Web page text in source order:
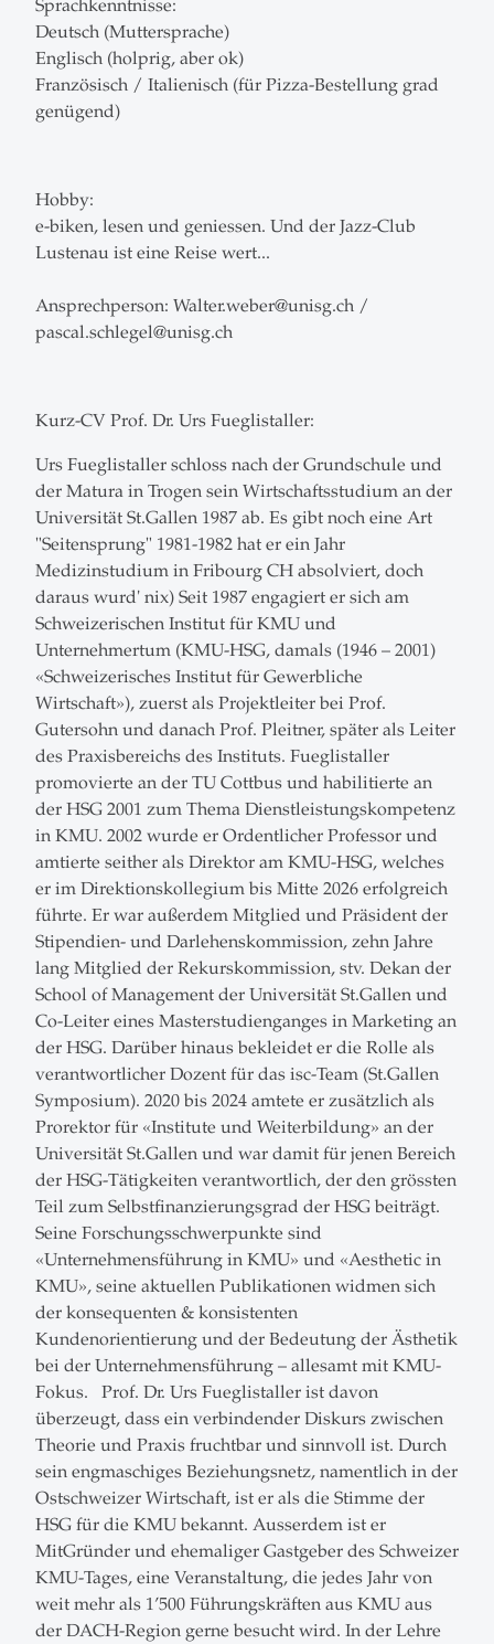
Sprachkenntnisse:
Deutsch (Muttersprache)
Englisch (holprig, aber ok)
Französisch / Italienisch (für Pizza-Bestellung grad
genügend)
Hobby:
e-biken, lesen und geniessen. Und der Jazz-Club
Lustenau ist eine Reise wert...
Ansprechperson: Walter.weber@unisg.ch /
pascal.schlegel@unisg.ch
Kurz-CV Prof. Dr. Urs Fueglistaller:
Urs Fueglistaller schloss nach der Grundschule und
der Matura in Trogen sein Wirtschaftsstudium an der
Universität St.Gallen 1987 ab. Es gibt noch eine Art
"Seitensprung" 1981-1982 hat er ein Jahr
Medizinstudium in Fribourg CH absolviert, doch
daraus wurd' nix) Seit 1987 engagiert er sich am
Schweizerischen Institut für KMU und
Unternehmertum (KMU-HSG, damals (1946 – 2001)
«Schweizerisches Institut für Gewerbliche
Wirtschaft»), zuerst als Projektleiter bei Prof.
Gutersohn und danach Prof. Pleitner, später als Leiter
des Praxisbereichs des Instituts. Fueglistaller
promovierte an der TU Cottbus und habilitierte an
der HSG 2001 zum Thema Dienstleistungskompetenz
in KMU. 2002 wurde er Ordentlicher Professor und
amtierte seither als Direktor am KMU-HSG, welches
er im Direktionskollegium bis Mitte 2026 erfolgreich
führte. Er war außerdem Mitglied und Präsident der
Stipendien- und Darlehenskommission, zehn Jahre
lang Mitglied der Rekurskommission, stv. Dekan der
School of Management der Universität St.Gallen und
Co-Leiter eines Masterstudienganges in Marketing an
der HSG. Darüber hinaus bekleidet er die Rolle als
verantwortlicher Dozent für das isc-Team (St.Gallen
Symposium). 2020 bis 2024 amtete er zusätzlich als
Prorektor für «Institute und Weiterbildung» an der
Universität St.Gallen und war damit für jenen Bereich
der HSG-Tätigkeiten verantwortlich, der den grössten
Teil zum Selbstfinanzierungsgrad der HSG beiträgt.
Seine Forschungsschwerpunkte sind
«Unternehmensführung in KMU» und «Aesthetic in
KMU», seine aktuellen Publikationen widmen sich
der konsequenten & konsistenten
Kundenorientierung und der Bedeutung der Ästhetik
bei der Unternehmensführung – allesamt mit KMU-
Fokus. Prof. Dr. Urs Fueglistaller ist davon
überzeugt, dass ein verbindender Diskurs zwischen
Theorie und Praxis fruchtbar und sinnvoll ist. Durch
sein engmaschiges Beziehungsnetz, namentlich in der
Ostschweizer Wirtschaft, ist er als die Stimme der
HSG für die KMU bekannt. Ausserdem ist er
MitGründer und ehemaliger Gastgeber des Schweizer
KMU-Tages, eine Veranstaltung, die jedes Jahr von
weit mehr als 1’500 Führungskräften aus KMU aus
der DACH-Region gerne besucht wird. In der Lehre